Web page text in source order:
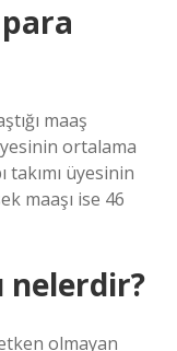
maaş
ortalama
takımı üyesinin
maaşı ise 46
nelerdir?
olmayan